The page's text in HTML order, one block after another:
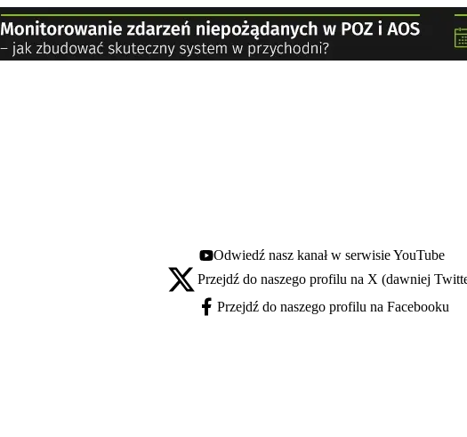
Youtube - otwiera się w nowej karcie
Odwiedź nasz kanał w serwisie YouTube
X - otwiera się w nowej karcie
Przejdź do naszego profilu na X (dawniej
Facebook - otwiera się w nowej karcie
Przejdź do naszego profilu na Facebooku